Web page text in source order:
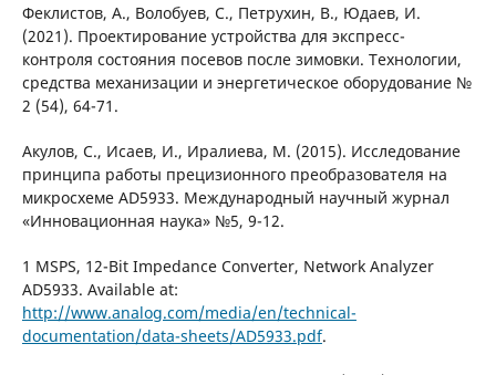
Феклистов, А., Волобуев, С., Петрухин, В., Юдаев, И.
(2021). Проектирование устройства для экспресс-
контроля состояния посевов после зимовки. Технологии,
средства механизации и энергетическое оборудование №
2 (54), 64-71.
Акулов, С., Исаев, И., Иралиева, М. (2015). Исследование
принципа работы прецизионного преобразователя на
микросхеме AD5933. Международный научный журнал
«Инновационная наука» №5, 9-12.
1 MSPS, 12-Bit Impedance Converter, Network Analyzer
AD5933. Available at:
http://www.analog.com/media/en/technical-
documentation/data-sheets/AD5933.pdf.